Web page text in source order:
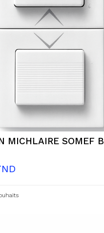
MICHLAIRE SOMEF